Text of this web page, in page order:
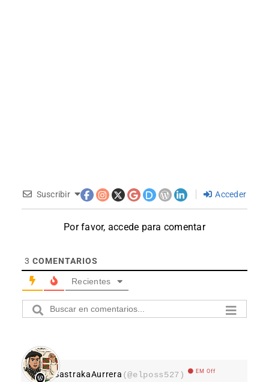
Suscribir Acceder
Por favor, accede para comentar
3 COMENTARIOS
Recientes
SastrakaAurrera (@elposs527) EM Off